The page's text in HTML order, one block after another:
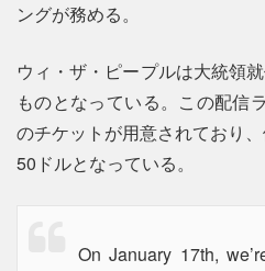
ングが務める。
ウィ・ザ・ピープルは大統領
ものとなっている。この配信
のチケットが用意されており
50ドルとなっている。
On January 17th,